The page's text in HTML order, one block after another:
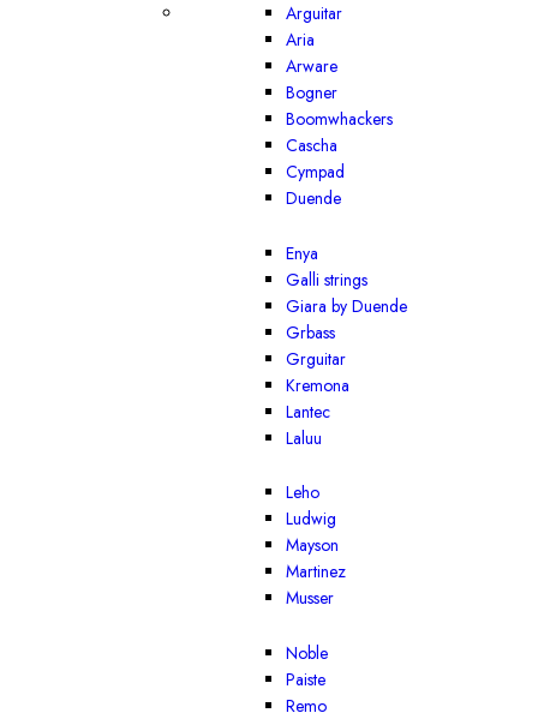
Arguitar
Aria
Arware
Bogner
Boomwhackers
Cascha
Cympad
Duende
Enya
Galli strings
Giara by Duende
Grbass
Grguitar
Kremona
Lantec
Laluu
Leho
Ludwig
Mayson
Martinez
Musser
Noble
Paiste
Remo